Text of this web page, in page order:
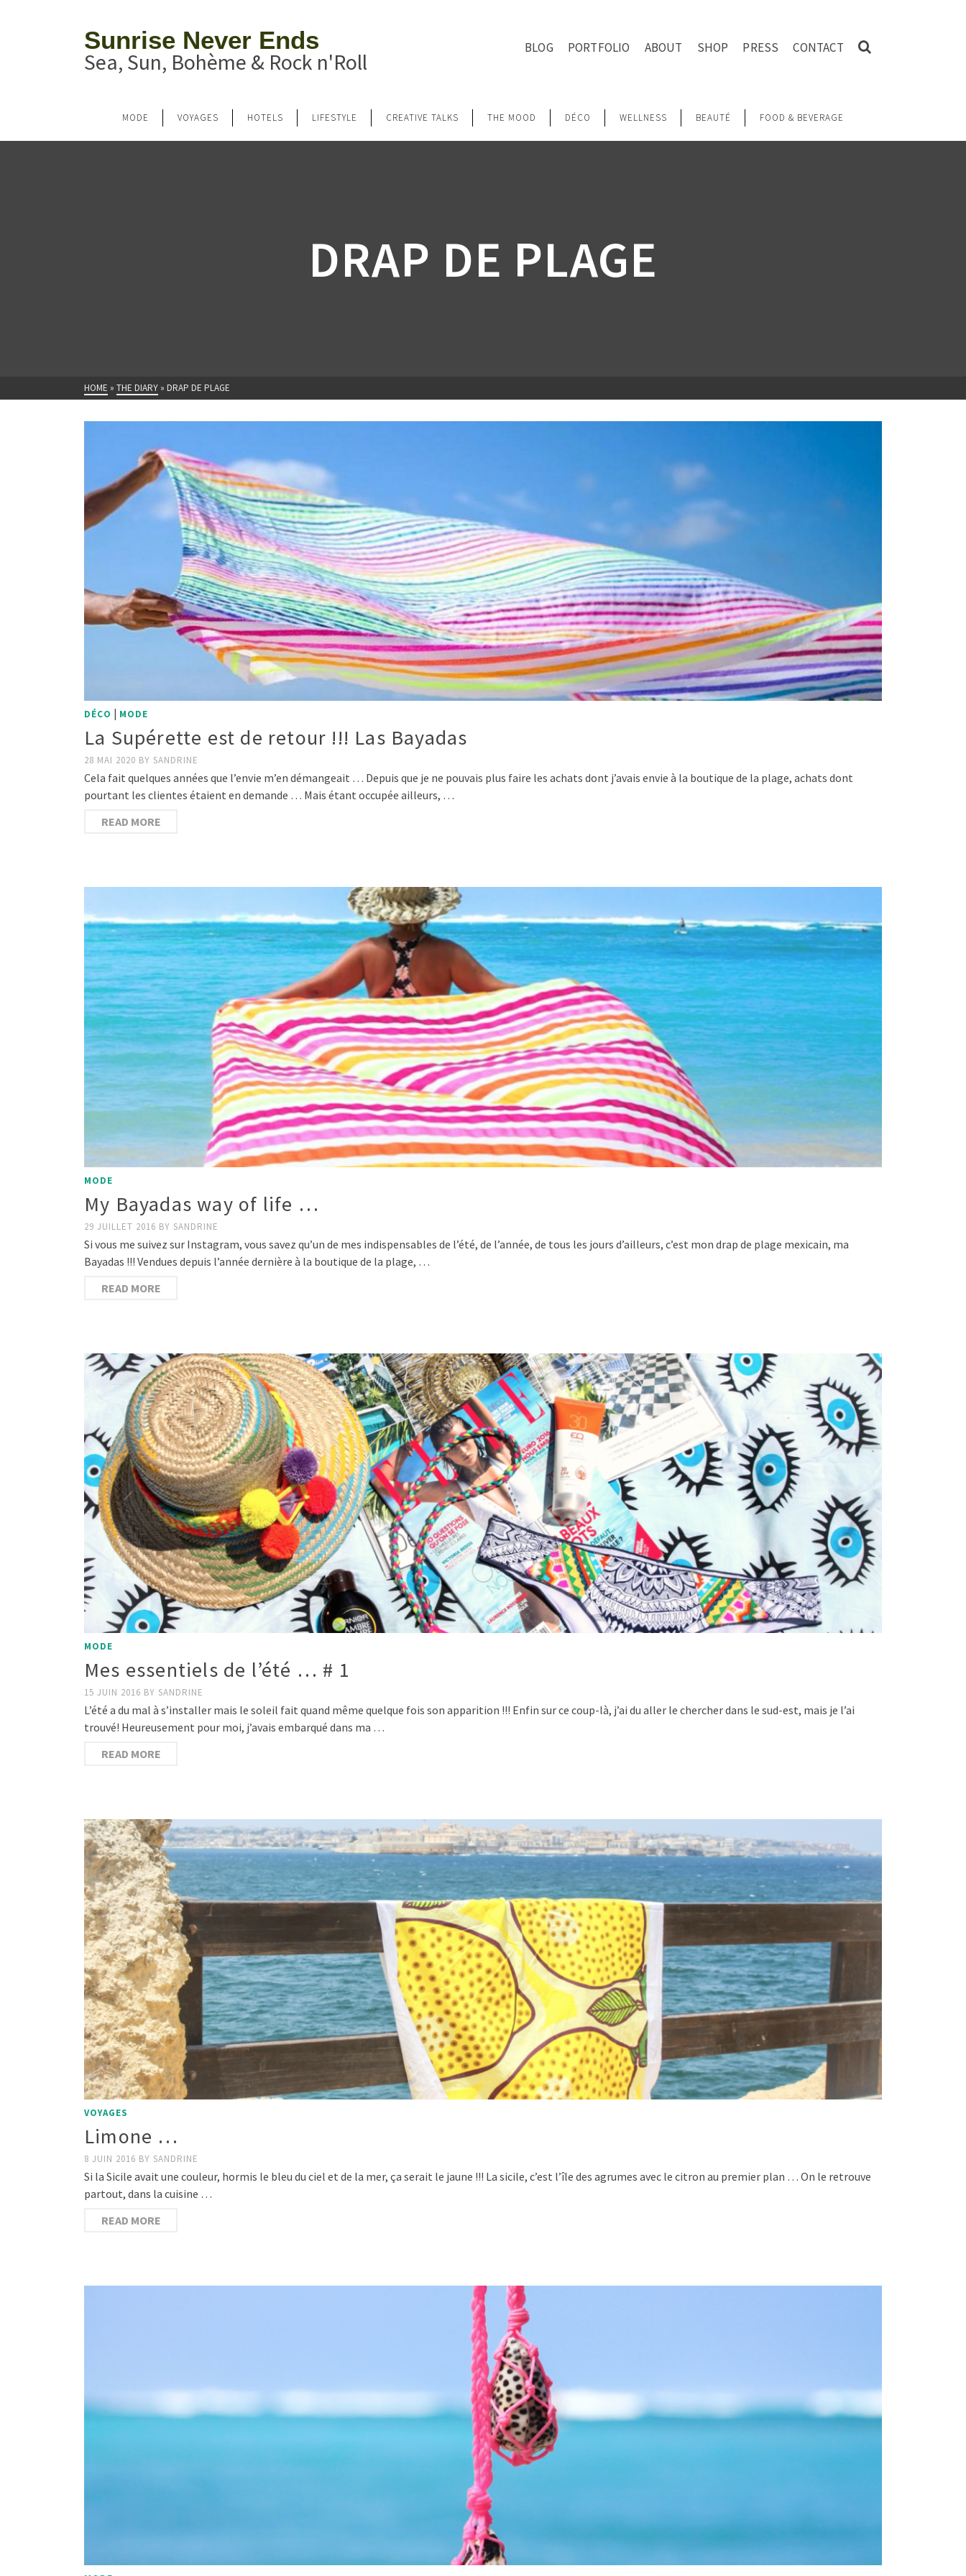
Sunrise Never Ends
Sea, Sun, Bohème & Rock n'Roll
BLOG PORTFOLIO ABOUT SHOP PRESS CONTACT
MODE VOYAGES HOTELS LIFESTYLE CREATIVE TALKS THE MOOD DÉCO WELLNESS BEAUTÉ FOOD & BEVERAGE
DRAP DE PLAGE
HOME » THE DIARY » DRAP DE PLAGE
DÉCO | MODE
La Supérette est de retour !!! Las Bayadas
28 MAI 2020 BY SANDRINE
Cela fait quelques années que l’envie m’en démangeait … Depuis que je ne pouvais plus faire les achats dont j’avais envie à la boutique de la plage, achats dont
pourtant les clientes étaient en demande … Mais étant occupée ailleurs, …
READ MORE
MODE
My Bayadas way of life …
29 JUILLET 2016 BY SANDRINE
Si vous me suivez sur Instagram, vous savez qu’un de mes indispensables de l’été, de l’année, de tous les jours d’ailleurs, c’est mon drap de plage mexicain, ma
Bayadas !!! Vendues depuis l’année dernière à la boutique de la plage, …
READ MORE
MODE
Mes essentiels de l’été … # 1
15 JUIN 2016 BY SANDRINE
L’été a du mal à s’installer mais le soleil fait quand même quelque fois son apparition !!! Enfin sur ce coup-là, j’ai du aller le chercher dans le sud-est, mais je l’ai
trouvé! Heureusement pour moi, j’avais embarqué dans ma …
READ MORE
VOYAGES
Limone …
8 JUIN 2016 BY SANDRINE
Si la Sicile avait une couleur, hormis le bleu du ciel et de la mer, ça serait le jaune !!! La sicile, c’est l’île des agrumes avec le citron au premier plan … On le retrouve
partout, dans la cuisine …
READ MORE